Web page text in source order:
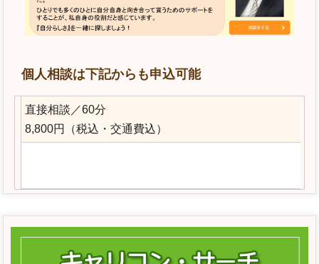
個人相談は下記からも申込可能
直接相談／60分
8,800円（税込・交通費込）